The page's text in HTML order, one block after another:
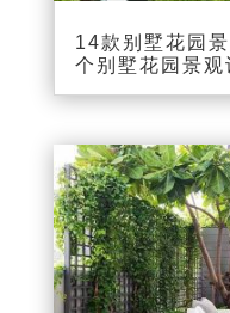
14款别墅花园
个别墅花园景观